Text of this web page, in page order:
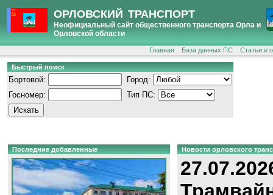
ОРЛОВСКИЙ ТРАНСПОРТ
Неофициальный сайт общественного транспорта Орла и
Орловской области
Главная База данных ПС Статьи и
Быстрый поиск
Бортовой:
Город:
Госномер:
Тип ПС:
Последние добавленные Новости орловского